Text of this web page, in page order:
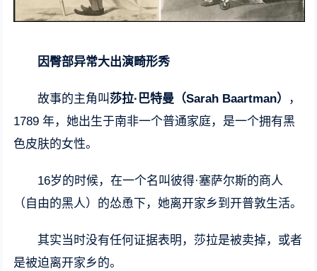
因臀部异常大出演畸形秀
故事的主角叫莎拉·巴特曼（Sarah Baartman）
，
1789 年，她出生于南非一个普通家庭，是一个拥有黑
色皮肤的女性。
16岁的时候，在一个名叫彼得·塞萨尔斯的商人
（自由的黑人）的怂恿下，她离开家乡到开普敦生活。
其实当时没有任何证据表明，莎拉是被卖掉，或者
是被迫离开家乡的。